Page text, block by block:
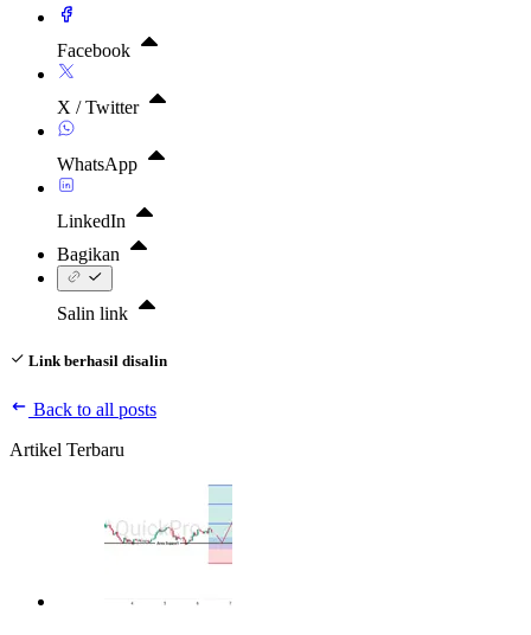
Facebook
X / Twitter
WhatsApp
LinkedIn
Bagikan
Salin link
Link berhasil disalin
Back to all posts
Artikel Terbaru